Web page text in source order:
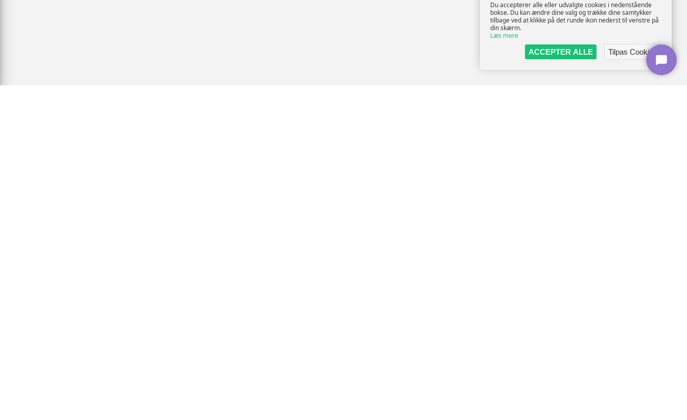
Du accepterer alle eller udvalgte cookies i nedenstående
bokse. Du kan ændre dine valg og trække dine samtykker
tilbage ved at klikke på det runde ikon nederst til venstre på
din skærm.
Læs mere
ACCEPTER ALLE
Tilpas Cookies